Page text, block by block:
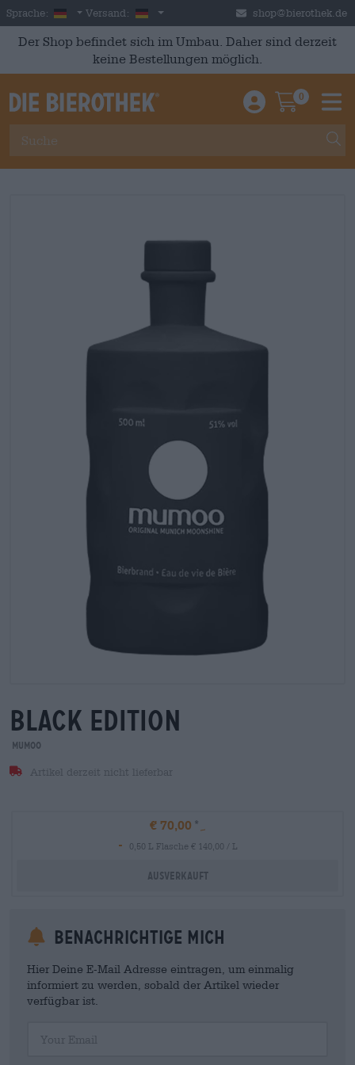
Skip to main content
Sprache: German
Versand: Deutschland shop@bierothek.de
Der Shop befindet sich im Umbau. Daher sind derzeit
keine Bestellungen möglich.
Einloggen /
0
black edition
mumoo
Artikel derzeit nicht lieferbar
€ 70,00
-
0,50 L Flasche € 140,00 / L
Ausverkauft
Benachrichtige mich
Hier Deine E-Mail Adresse eintragen, um einmalig
informiert zu werden, sobald der Artikel wieder
verfügbar ist.